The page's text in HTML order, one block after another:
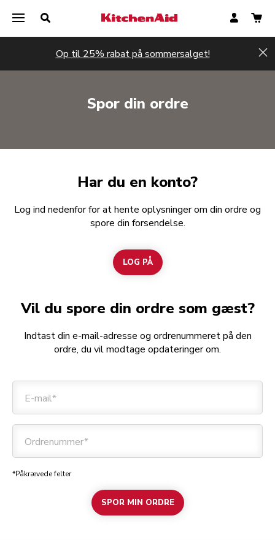
Op til 25% rabat på sommersalget!
Spor din ordre
Har du en konto?
Log ind nedenfor for at hente oplysninger om din ordre og
spore din forsendelse.
LOG PÅ
Vil du spore din ordre som gæst?
Indtast din e-mail-adresse og ordrenummeret på den
ordre, du vil modtage opdateringer om.
E-mail*
Ordrenummer*
*Påkrævede felter
SPOR MIN ORDRE